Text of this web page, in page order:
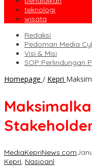
teknologi
wisata
Redaksi
Pedoman Media
Visi & Misi
SOP Perlindungan
Homepage / Kepri
MediaKepriNews.com
Kepri, Nasioanl